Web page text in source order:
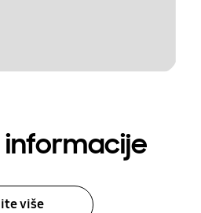
informacije
više